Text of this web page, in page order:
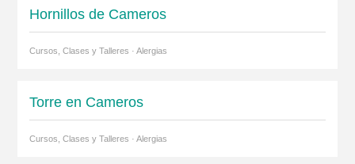
Hornillos de Cameros
Cursos, Clases y Talleres · Alergias
Torre en Cameros
Cursos, Clases y Talleres · Alergias